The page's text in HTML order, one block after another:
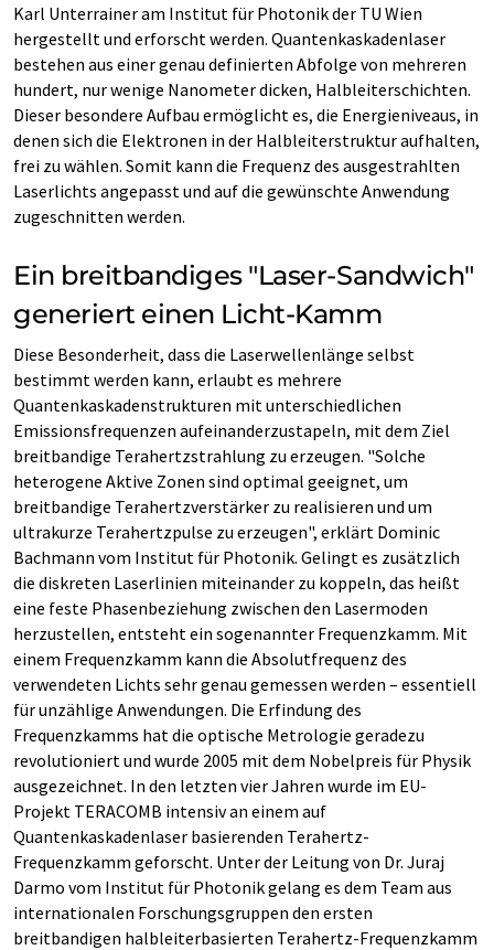
Karl Unterrainer am Institut für Photonik der TU Wien
hergestellt und erforscht werden. Quantenkaskadenlaser
bestehen aus einer genau definierten Abfolge von mehreren
hundert, nur wenige Nanometer dicken, Halbleiterschichten.
Dieser besondere Aufbau ermöglicht es, die Energieniveaus, in
denen sich die Elektronen in der Halbleiterstruktur aufhalten,
frei zu wählen. Somit kann die Frequenz des ausgestrahlten
Laserlichts angepasst und auf die gewünschte Anwendung
zugeschnitten werden.
Ein breitbandiges "Laser-Sandwich"
generiert einen Licht-Kamm
Diese Besonderheit, dass die Laserwellenlänge selbst
bestimmt werden kann, erlaubt es mehrere
Quantenkaskadenstrukturen mit unterschiedlichen
Emissionsfrequenzen aufeinanderzustapeln, mit dem Ziel
breitbandige Terahertzstrahlung zu erzeugen. "Solche
heterogene Aktive Zonen sind optimal geeignet, um
breitbandige Terahertzverstärker zu realisieren und um
ultrakurze Terahertzpulse zu erzeugen", erklärt Dominic
Bachmann vom Institut für Photonik. Gelingt es zusätzlich
die diskreten Laserlinien miteinander zu koppeln, das heißt
eine feste Phasenbeziehung zwischen den Lasermoden
herzustellen, entsteht ein sogenannter Frequenzkamm. Mit
einem Frequenzkamm kann die Absolutfrequenz des
verwendeten Lichts sehr genau gemessen werden – essentiell
für unzählige Anwendungen. Die Erfindung des
Frequenzkamms hat die optische Metrologie geradezu
revolutioniert und wurde 2005 mit dem Nobelpreis für Physik
ausgezeichnet. In den letzten vier Jahren wurde im EU-
Projekt TERACOMB intensiv an einem auf
Quantenkaskadenlaser basierenden Terahertz-
Frequenzkamm geforscht. Unter der Leitung von Dr. Juraj
Darmo vom Institut für Photonik gelang es dem Team aus
internationalen Forschungsgruppen den ersten
breitbandigen halbleiterbasierten Terahertz-Frequenzkamm